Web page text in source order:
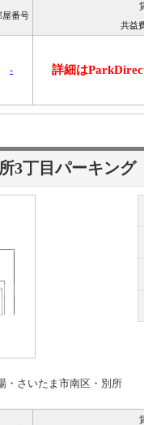
屋番号
共益
- 詳細は
3丁目パーキング
・さいたま市南区・別所